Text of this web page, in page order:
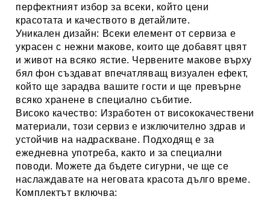
перфектният избор за всеки, който цени
красотата и качеството в детайлите.
Уникален дизайн: Всеки елемент от сервиза е
украсен с нежни макове, които ще добавят цвят
и живот на всяко ястие. Червените макове върху
бял фон създават впечатляващ визуален ефект,
който ще зарадва вашите гости и ще превърне
всяко хранене в специално събитие.
Високо качество: Изработен от висококачествени
материали, този сервиз е изключително здрав и
устойчив на надраскване. Подходящ е за
ежедневна употреба, както и за специални
поводи. Можете да бъдете сигурни, че ще се
наслаждавате на неговата красота дълго време.
Комплектът включва: